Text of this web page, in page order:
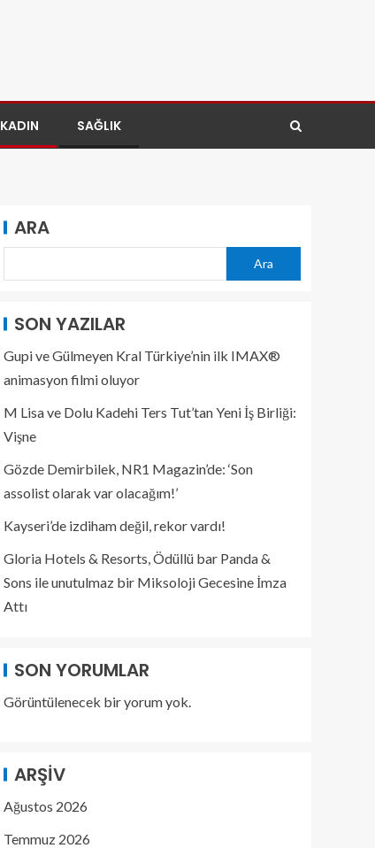
KADIN SAĞLIK
ARA
Ara
SON YAZILAR
Gupi ve Gülmeyen Kral Türkiye’nin ilk IMAX®
animasyon filmi oluyor
M Lisa ve Dolu Kadehi Ters Tut’tan Yeni İş Birliği:
Vişne
Gözde Demirbilek, NR1 Magazin’de: ‘Son
assolist olarak var olacağım!’
Kayseri’de izdiham değil, rekor vardı!
Gloria Hotels & Resorts, Ödüllü bar Panda &
Sons ile unutulmaz bir Miksoloji Gecesine İmza
Attı
SON YORUMLAR
Görüntülenecek bir yorum yok.
ARŞIV
Ağustos 2026
Temmuz 2026